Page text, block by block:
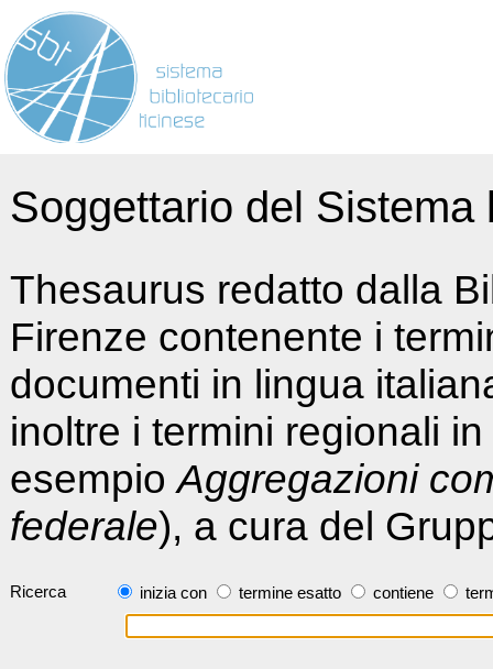
Soggettario del
Thesaurus redatto dalla
Firenze contenente i
documenti in lingua
inoltre i termini regionali
esempioAggregazioni
federale), a cura del
Ricerca inizia con termine esatto contiene